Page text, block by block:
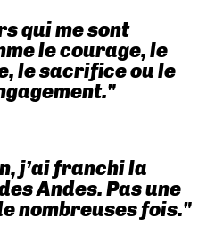
qui me sont
le courage, le
le sacrifice ou le
j’ai franchi la
Andes. Pas une
nombreuses fois."